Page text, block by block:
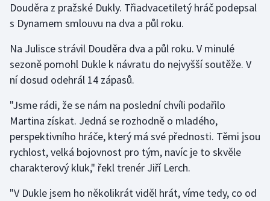
Douděra z pražské Dukly. Třiadvacetiletý hráč podepsal
s Dynamem smlouvu na dva a půl roku.
Na Julisce strávil Douděra dva a půl roku. V minulé
sezoně pomohl Dukle k návratu do nejvyšší soutěže. V
ní dosud odehrál 14 zápasů.
"Jsme rádi, že se nám na poslední chvíli podařilo
Martina získat. Jedná se rozhodně o mladého,
perspektivního hráče, který má své přednosti. Těmi jsou
rychlost, velká bojovnost pro tým, navíc je to skvěle
charakterový kluk," řekl trenér Jiří Lerch.
"V Dukle jsem ho několikrát viděl hrát, víme tedy, co od